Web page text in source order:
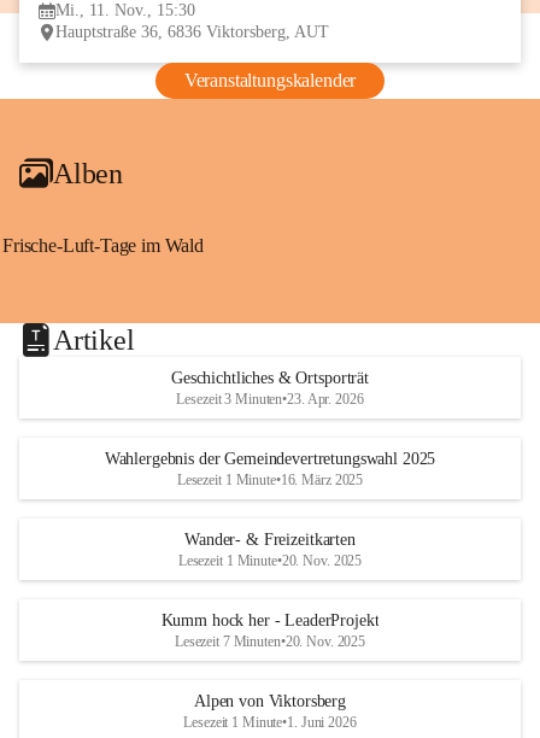
Mi., 11. Nov., 15:30
Hauptstraße 36, 6836 Viktorsberg, AUT
Veranstaltungskalender
Alben
Frische-Luft-Tage im Wald
Artikel
Geschichtliches & Ortsporträt
Lesezeit 3 Minuten•23. Apr. 2026
Wahlergebnis der Gemeindevertretungswahl 2025
Lesezeit 1 Minute•16. März 2025
Wander- & Freizeitkarten
Lesezeit 1 Minute•20. Nov. 2025
Kumm hock her - LeaderProjekt
Lesezeit 7 Minuten•20. Nov. 2025
Alpen von Viktorsberg
Lesezeit 1 Minute•1. Juni 2026